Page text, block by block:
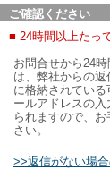
ご確認ください
■ 24時間以上たっ
お問合せから24
は、弊社からの
に格納されてい
ールアドレスの入
られますので、
さい。
>>返信がない場